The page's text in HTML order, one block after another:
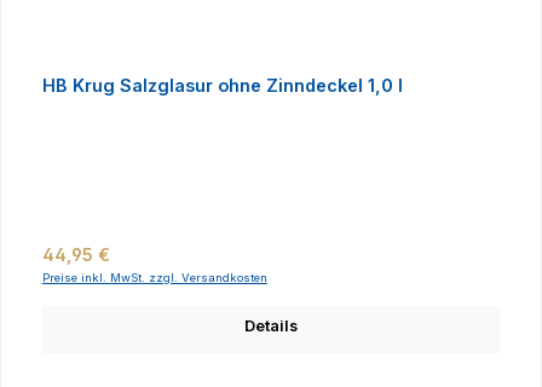
HB Krug Salzglasur ohne Zinndeckel 1,0 l
Regulärer Preis:
44,95 €
Preise inkl. MwSt. zzgl. Versandkosten
Details